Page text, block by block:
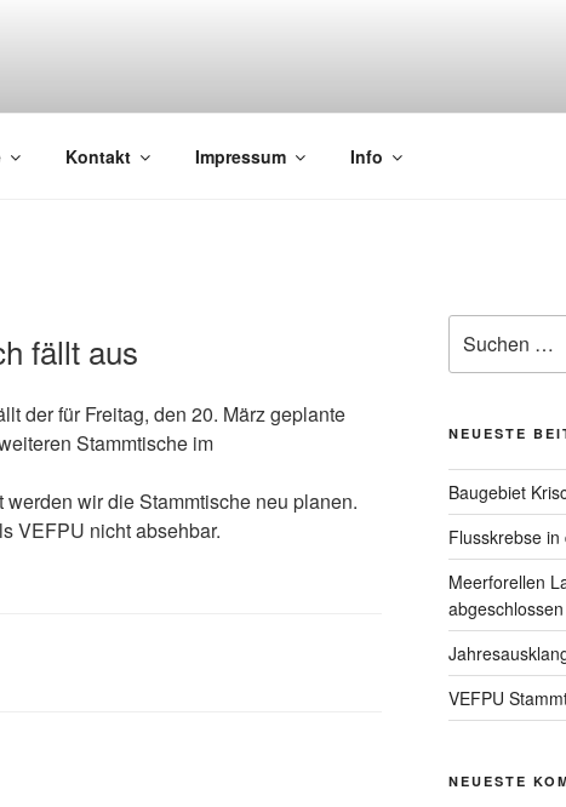
Kontakt Impressum Info
fällt aus
der für Freitag, den 20. März geplante
Stammtische im
wir die Stammtische neu planen.
VEFPU nicht absehbar.
nach:
NEUESTE
Baugebiet
Flusskrebse
Meerforellen
abgeschlossen
VEFPU
NEUESTE